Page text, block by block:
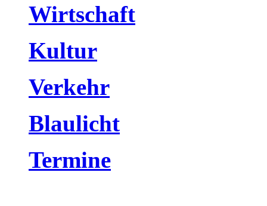
Wirtschaft
Kultur
Verkehr
Blaulicht
Termine